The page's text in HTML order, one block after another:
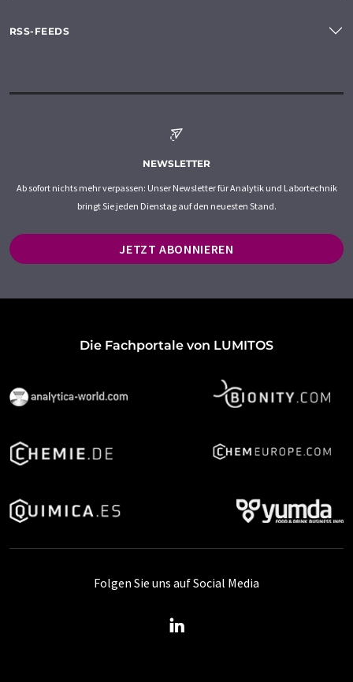
RSS-FEEDS
NEWSLETTER
Ab sofort nichts mehr verpassen: Unser Newsletter für Analytik und Labortechnik
bringt Sie jeden Dienstag auf den neuesten Stand.
JETZT ABONNIEREN
Die Fachportale von LUMITOS
Folgen Sie uns auf Social Media